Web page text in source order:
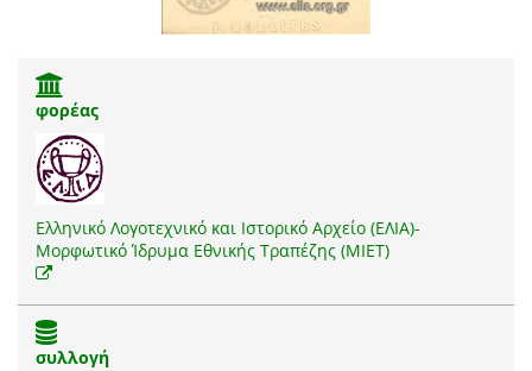
φορέας
Ελληνικό Λογοτεχνικό και Ιστορικό Αρχείο (ΕΛΙΑ)-
Μορφωτικό Ίδρυμα Εθνικής Τραπέζης (ΜΙΕΤ)
συλλογή